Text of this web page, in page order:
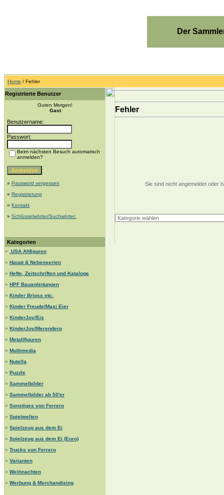
Der
Home / Fehler
Registrierte Benutzer
Guten Morgen!
Gast
Benutzername:
Passwort:
Beim nächsten Besuch automatisch
anmelden?
» Password vergessen
» Registrierung
» Kontakt
» Schlüsselwörter/Suchwörter:
Kategorien
»
.USA Altfiguren
» Haupt & Nebenserien
» Hefte, Zeitschriften und Kataloge
» HPF Bauanleitungen
» Kinder Brioss etc.
» Kinder Freude/Maxi Eier
» KinderJoy/Eis
» KinderJoy/Merendero
» Metallfiguren
» Multimedia
» Nutella
» Puzzle
» Sammelbilder
» Sammelbilder ab 50'er
» Sonstiges von Ferrero
» Spielwelten
» Spielzeug aus dem Ei
» Spielzeug aus dem Ei (Euro)
» Trucks von Ferrero
» Varianten
» Weihnachten
» Werbung & Merchandising
Fehler
Sie sind nicht angemeldet oder